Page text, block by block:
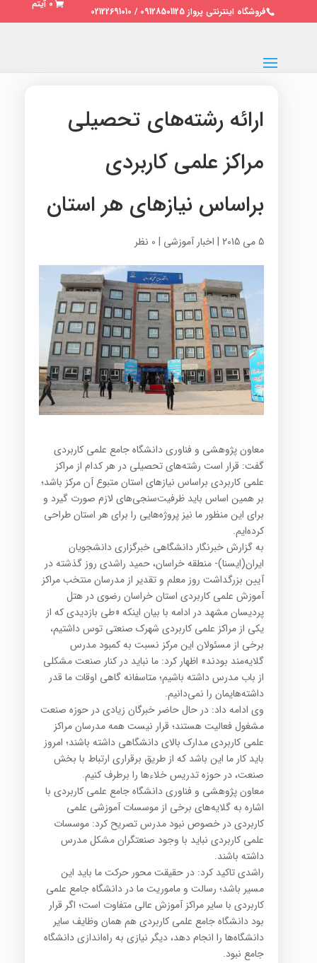
فروشگاه اینترنتی پرواز 09128501125 / 02122691010
0 آیتم
ارائه رشته‌های تحصیلی
مراکز علمی کاربردی
براساس نیازهای هر استان
5 می 2015 | اخبار آموزشی | 0 نظر
معاون پژوهشی و فناوری دانشگاه جامع علمی کاربردی
گفت: قرار است رشته‌های تحصیلی در هر کدام از مراکز
علمی کاربردی براساس نیازهای استان متبوع آن مرکز باشد؛
بر همین اساس باید ظرفیت‌سنجی‌های لازم صورت گیرد و
برای این منظور ما نیز پروژه‌هایی را برای هر استان طراحی
کرده‌ایم.
به گزارش خبرنگار دانشگاهی خبرگزاری دانشجویان
ایران(ایسنا)- منطقه خراسان، حمید راشدی روز گذشته در
آیین بزرگداشت روز معلم و تقدیر از مدرسان منتخب مراکز
آموزش علمی کاربردی استان خراسان رضوی در هتل
پردیسان مشهد در ادامه با بیان اینکه «طی بازدیدی که از
یکی از مراکز علمی کاربردی شهرک صنعتی توس داشتیم،
برخی از مسئولان این مرکز نسبت به کمبود مدرس
گلایه‌مند بودند» اظهار کرد: ما نباید در کنار صنعت مشکلی
از باب مدرس داشته باشیم؛ متاسفانه گاهی اوقات ما قدر
داشته‌هایمان را نمی‌دانیم.
وی ادامه داد: در حال حاضر خبرگان زیادی در حوزه صنعت
مشغول فعالیت هستند؛ قرار نیست همه مدرسان مراکز
علمی کاربردی مدارک بالای دانشگاهی داشته باشند؛ امروز
باید کار ما این باشد که از طریق برقراری ارتباط با بخش
صنعت، در حوزه تدریس خلاءها را برطرف کنیم.
معاون پژوهشی و فناوری دانشگاه جامع علمی کاربردی با
اشاره به گلایه‌های برخی از موسسات آموزشی علمی
کاربردی در خصوص نبود مدرس تصریح کرد: موسسات
علمی کاربردی نباید با وجود صنعتگران مشکل مدرس
داشته باشند.
راشدی تاکید کرد: در حقیقت محور حرکت ما باید این
مسیر باشد؛ رسالت و ماموریت ما در دانشگاه جامع علمی
کاربردی با سایر مراکز آموزش عالی متفاوت است؛ اگر قرار
بود دانشگاه جامع علمی کاربردی هم همان وظایف سایر
دانشگاه‌ها را انجام دهد، دیگر نیازی به راه‌اندازی دانشگاه
جامع نبود.